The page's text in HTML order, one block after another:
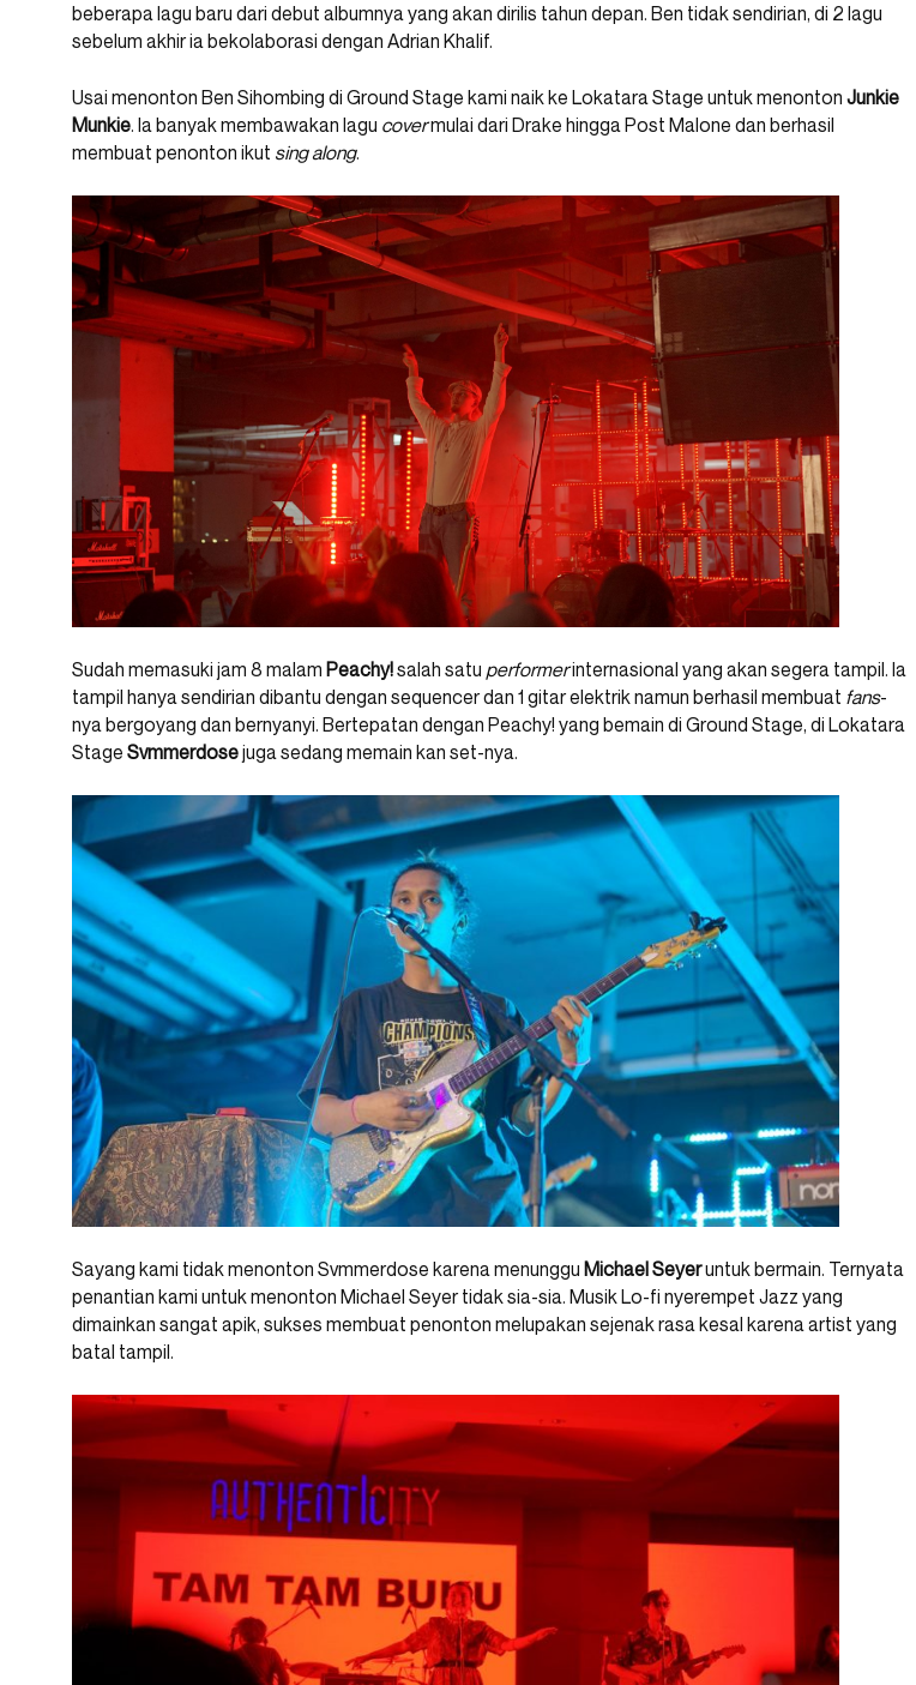
beberapa lagu baru dari debut albumnya yang akan dirilis tahun depan. Ben tidak sendirian, di 2 lagu
sebelum akhir ia bekolaborasi dengan Adrian Khalif.
Usai menonton Ben Sihombing di Ground Stage kami naik ke Lokatara Stage untuk menonton Junkie
Munkie. Ia banyak membawakan lagu covermulai dari Drake hingga Post Malone dan berhasil
membuat penonton ikut sing along.
Sudah memasuki jam 8 malam Peachy!salah satu performerinternasional yang akan segera tampil. Ia
tampil hanya sendirian dibantu dengan sequencer dan 1 gitar elektrik namun berhasil membuat fans-
nya bergoyang dan bernyanyi. Bertepatan dengan Peachy! yang bemain di Ground Stage, di Lokatara
Stage Svmmerdosejuga sedang memain kan set-nya.
Sayang kami tidak menonton Svmmerdose karena menunggu Michael Seyeruntuk bermain. Ternyata
penantian kami untuk menonton Michael Seyer tidak sia-sia. Musik Lo-fi nyerempet Jazz yang
dimainkan sangat apik, sukses membuat penonton melupakan sejenak rasa kesal karena artist yang
batal tampil.